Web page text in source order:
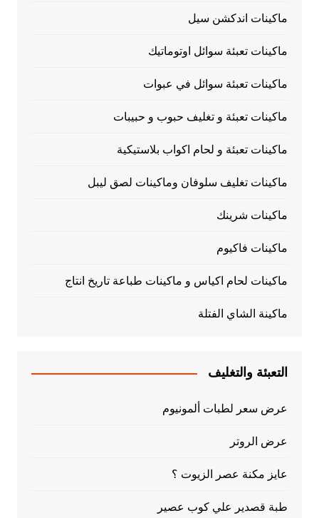
ماكينات اندكشن سيل
ماكينات تعبئة سوائل اوتوماتيك
ماكينات تعبئة سوائل في عبوات
ماكينات تعبئة و تغليف حبوب و حبيبات
ماكينات تعبئة و لحام اكواب بلاستيكية
ماكينات تغليف سلوفان وماكينات لصق ليبل
ماكينات شرينك
ماكينات فاكيوم
ماكينات لحام اكياس و ماكينات طباعة تاريخ انتاج
ماكينة الشاي الفتلة
التعبئة والتغليف
عرض سعر لطبات ألمونيوم
عرض الروتر
عايز مكنة عصر الزيوت ؟
طبة قصدير علي كوب عصير